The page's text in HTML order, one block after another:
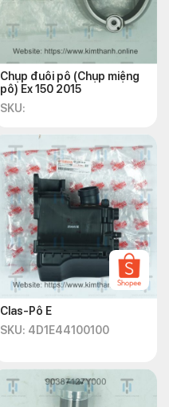
Chụp đuôi pô (Chụp miệng
pô) Ex 150 2015
SKU:
Clas-Pô E
SKU: 4D1E44100100